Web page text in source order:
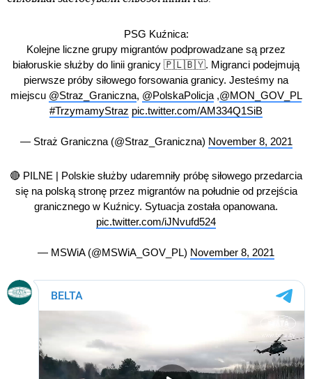
PSG Kuźnica:
Kolejne liczne grupy migrantów podprowadzane są przez
białoruskie służby do linii granicy 🇵🇱🇧🇾. Migranci podejmują
pierwsze próby siłowego forsowania granicy. Jesteśmy na
miejscu @Straz_Graniczna, @PolskaPolicja ,@MON_GOV_PL
#TrzymamyStraz pic.twitter.com/AM334Q1SiB
— Straż Graniczna (@Straz_Graniczna) November 8, 2021
🔴 PILNE | Polskie służby udaremniły próbę siłowego przedarcia
się na polską stronę przez migrantów na południe od przejścia
granicznego w Kuźnicy. Sytuacja została opanowana.
pic.twitter.com/iJNvufd524
— MSWiA (@MSWiA_GOV_PL) November 8, 2021